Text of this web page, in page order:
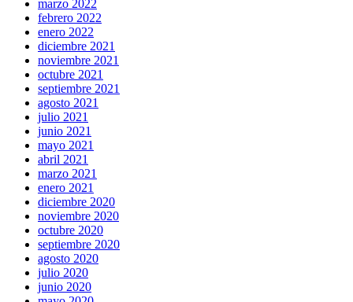
marzo 2022
febrero 2022
enero 2022
diciembre 2021
noviembre 2021
octubre 2021
septiembre 2021
agosto 2021
julio 2021
junio 2021
mayo 2021
abril 2021
marzo 2021
enero 2021
diciembre 2020
noviembre 2020
octubre 2020
septiembre 2020
agosto 2020
julio 2020
junio 2020